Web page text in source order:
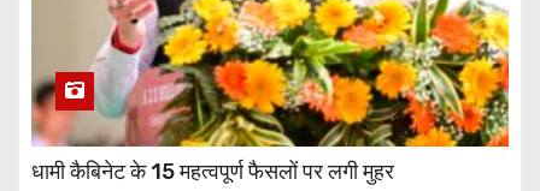
धामी कैबिनेट के 15 महत्वपूर्ण फैसलों पर लगी मुहर